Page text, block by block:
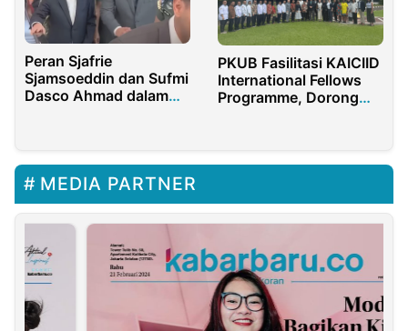
Peran Sjafrie
Sjamsoeddin dan Sufmi
Dasco Ahmad dalam
PKUB Fasilitasi KAICIID
International Fellows
Programme, Dorong
MEDIA PARTNER